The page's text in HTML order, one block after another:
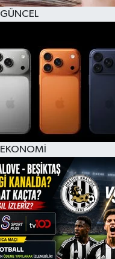
GÜNCEL
EKONOMİ